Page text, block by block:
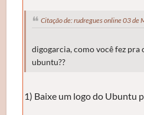
Citação de: rudregues online 03
digogarcia, como você fez pra
ubuntu??
1) Baixe um logo do Ubuntu